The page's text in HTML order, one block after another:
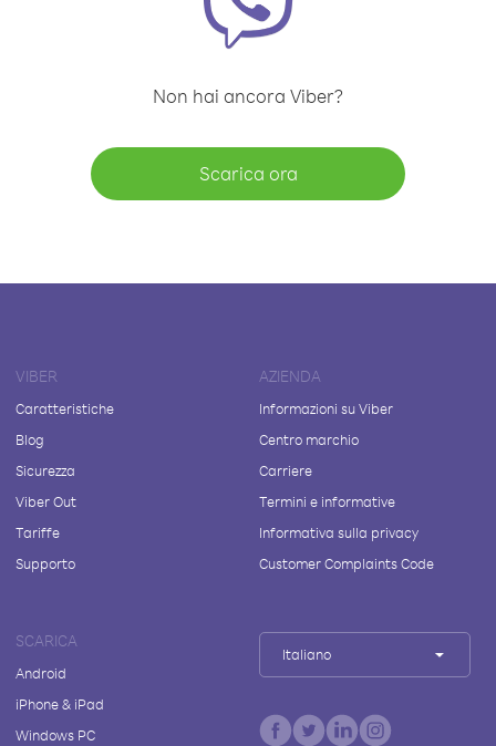
Non hai ancora Viber?
Scarica ora
VIBER
Caratteristiche
Blog
Sicurezza
Viber Out
Tariffe
Supporto
AZIENDA
Informazioni su Viber
Centro marchio
Carriere
Termini e informative
Informativa sulla privacy
Customer Complaints Code
SCARICA
Android
iPhone & iPad
Windows PC
Italiano